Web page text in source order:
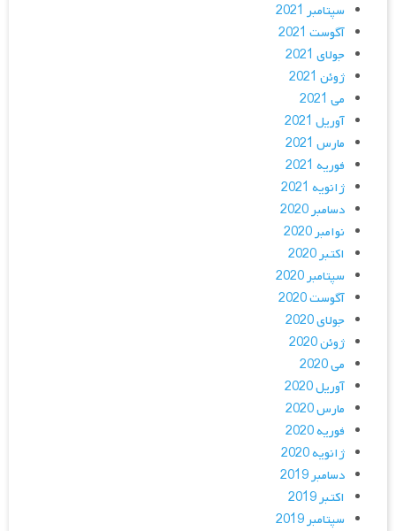
سپتامبر 2021
آگوست 2021
جولای 2021
ژوئن 2021
می 2021
آوریل 2021
مارس 2021
فوریه 2021
ژانویه 2021
دسامبر 2020
نوامبر 2020
اکتبر 2020
سپتامبر 2020
آگوست 2020
جولای 2020
ژوئن 2020
می 2020
آوریل 2020
مارس 2020
فوریه 2020
ژانویه 2020
دسامبر 2019
اکتبر 2019
سپتامبر 2019